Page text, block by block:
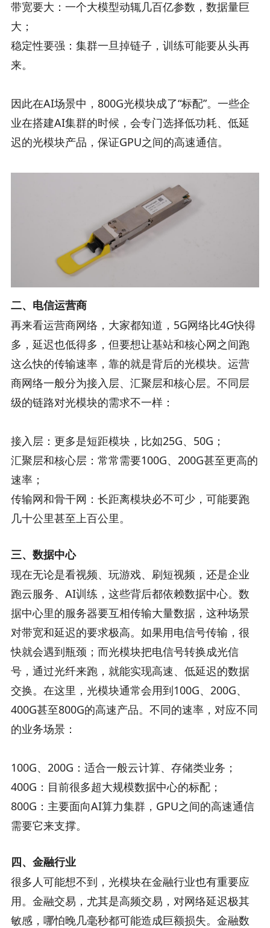
带宽要大：一个大模型动辄几百亿参数，数据量巨
大；
稳定性要强：集群一旦掉链子，训练可能要从头再
来。
因此在AI场景中，800G光模块成了“标配”。一些企
业在搭建AI集群的时候，会专门选择低功耗、低延
迟的光模块产品，保证GPU之间的高速通信。
二、电信运营商
再来看运营商网络，大家都知道，5G网络比4G快得
多，延迟也低得多，但要想让基站和核心网之间跑
这么快的传输速率，靠的就是背后的光模块。运营
商网络一般分为接入层、汇聚层和核心层。不同层
级的链路对光模块的需求不一样：
接入层：更多是短距模块，比如25G、50G；
汇聚层和核心层：常常需要100G、200G甚至更高的
速率；
传输网和骨干网：长距离模块必不可少，可能要跑
几十公里甚至上百公里。
三、数据中心
现在无论是看视频、玩游戏、刷短视频，还是企业
跑云服务、AI训练，这些背后都依赖数据中心。数
据中心里的服务器要互相传输大量数据，这种场景
对带宽和延迟的要求极高。如果用电信号传输，很
快就会遇到瓶颈；而光模块把电信号转换成光信
号，通过光纤来跑，就能实现高速、低延迟的数据
交换。在这里，光模块通常会用到100G、200G、
400G甚至800G的高速产品。不同的速率，对应不同
的业务场景：
100G、200G：适合一般云计算、存储类业务；
400G：目前很多超大规模数据中心的标配；
800G：主要面向AI算力集群，GPU之间的高速通信
需要它来支撑。
四、金融行业
很多人可能想不到，光模块在金融行业也有重要应
用。金融交易，尤其是高频交易，对网络延迟极其
敏感，哪怕晚几毫秒都可能造成巨额损失。金融数